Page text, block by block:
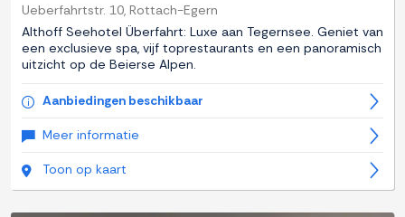
Ueberfahrtstr. 10, Rottach-Egern
Althoff Seehotel Überfahrt: Luxe aan Tegernsee. Geniet van
een exclusieve spa, vijf toprestaurants en een panoramisch
uitzicht op de Beierse Alpen.
Aanbiedingen beschikbaar
Meer informatie
Toon op kaart